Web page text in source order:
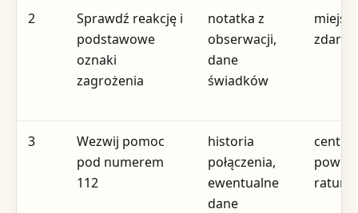
2
Sprawdź reakcję i
podstawowe
oznaki
zagrożenia
notatka z
obserwacji,
dane
świadków
3
Wezwij pomoc
pod numerem
112
historia
połączenia,
ewentualne
dane